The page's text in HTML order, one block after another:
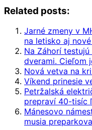
Related posts:
Jarné zmeny v
na letisko aj
Na Záhorí
dverami. Cieľom
Nová vetva na
Víkend prinesie
Petržalská
prepraví 40-tisíc
Mánesovo
musia